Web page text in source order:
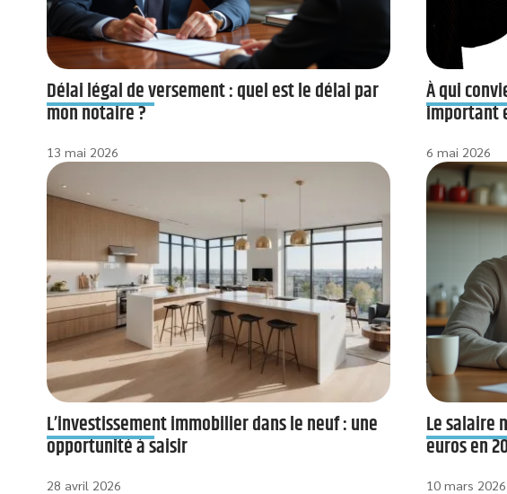
Délai légal de versement : quel est le délai par
mon notaire ?
13 mai 2026
À qui
important
6 mai 2026
L’investissement immobilier dans le neuf : une
opportunité à saisir
28 avril 2026
Le salaire
euros en
10 mars 2026